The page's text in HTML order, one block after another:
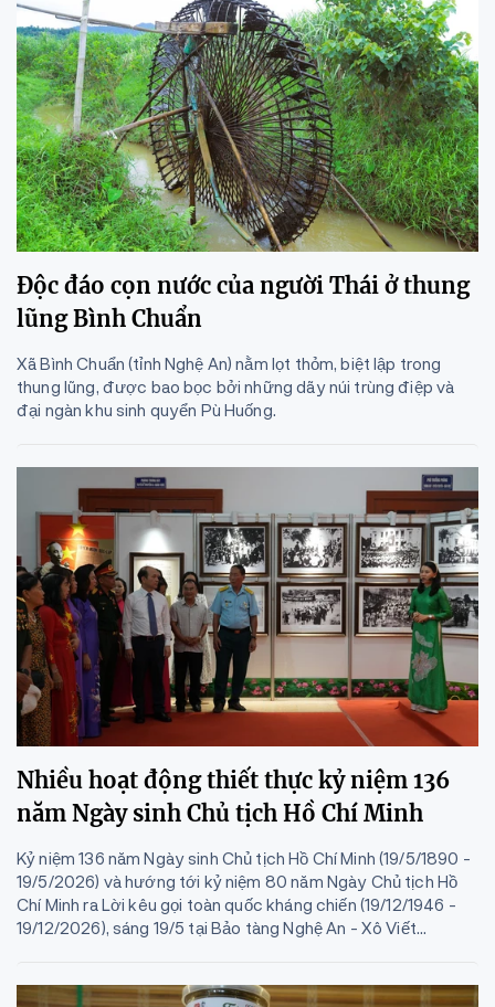
Độc đáo cọn nước của người Thái ở thung
lũng Bình Chuẩn
Xã Bình Chuẩn (tỉnh Nghệ An) nằm lọt thỏm, biệt lập trong
thung lũng, được bao bọc bởi những dãy núi trùng điệp và
đại ngàn khu sinh quyển Pù Huống.
Nhiều hoạt động thiết thực kỷ niệm 136
năm Ngày sinh Chủ tịch Hồ Chí Minh
Kỷ niệm 136 năm Ngày sinh Chủ tịch Hồ Chí Minh (19/5/1890 -
19/5/2026) và hướng tới kỷ niệm 80 năm Ngày Chủ tịch Hồ
Chí Minh ra Lời kêu gọi toàn quốc kháng chiến (19/12/1946 -
19/12/2026), sáng 19/5 tại Bảo tàng Nghệ An - Xô Viết...